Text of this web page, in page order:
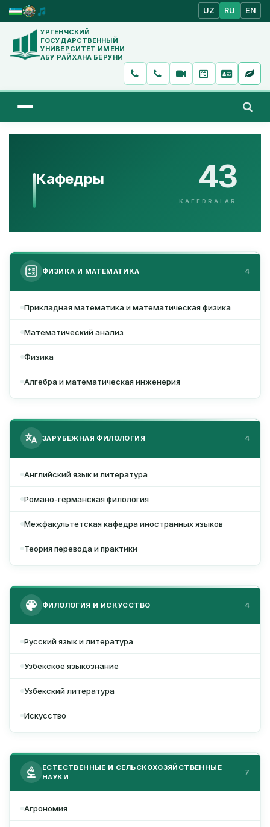
UZ RU EN
УРГЕНЧСКИЙ
ГОСУДАРСТВЕННЫЙ
УНИВЕРСИТЕТ ИМЕНИ
АБУ РАЙХАНА БЕРУНИ
Кафедры 43
KAFEDRALAR
ФИЗИКА И МАТЕМАТИКА 4
Прикладная математика и математическая физика
Математический анализ
Физика
Алгебра и математическая инженерия
ЗАРУБЕЖНАЯ ФИЛОЛОГИЯ 4
Английский язык и литература
Романо-германская филология
Межфакультетская кафедра иностранных языков
Теория перевода и практики
ФИЛОЛОГИЯ И ИСКУССТВО 4
Русский язык и литература
Узбекское языкознание
Узбекский литература
Искусство
ЕСТЕСТВЕННЫЕ И СЕЛЬСКОХОЗЯЙСТВЕННЫЕ
НАУКИ
7
Агрономия